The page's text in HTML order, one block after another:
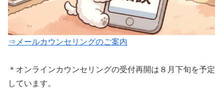
⇒メールカウンセリングのご案内
＊オンラインカウンセリングの受付再開は８月下旬を予定
しています。